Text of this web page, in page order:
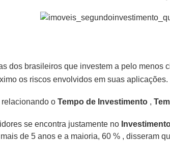
dos brasileiros que investem a pelo menos
os riscos envolvidos em suas aplicações.
o Tempo de Investimento ,
se encontra justamente no
de 5 anos e a maioria, 60 % , disseram